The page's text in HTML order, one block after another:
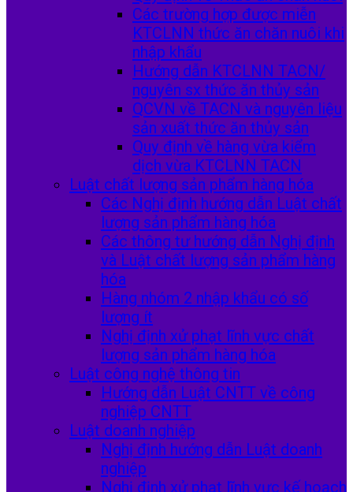
Các trường hợp được miễn
KTCLNN thức ăn chăn nuôi khi
nhập khẩu
Hướng dẫn KTCLNN TACN/
nguyên sx thức ăn thủy sản
QCVN về TACN và nguyên liệu
sản xuất thức ăn thủy sản
Quy định về hàng vừa kiểm
dịch vừa KTCLNN TACN
Luật chất lượng sản phẩm hàng hóa
Các Nghị định hướng dẫn Luật chất
lượng sản phẩm hàng hóa
Các thông tư hướng dẫn Nghị định
và Luật chất lượng sản phẩm hàng
hóa
Hàng nhóm 2 nhập khẩu có số
lượng ít
Nghị định xử phạt lĩnh vực chất
lượng sản phẩm hàng hóa
Luật công nghệ thông tin
Hướng dẫn Luật CNTT về công
nghiệp CNTT
Luật doanh nghiệp
Nghị định hướng dẫn Luật doanh
nghiệp
Nghị định xử phạt lĩnh vực kế hoạch